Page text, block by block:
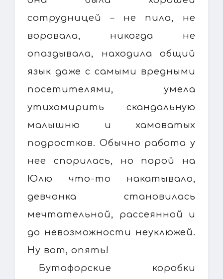
сотрудницей – не пила, не
воровала, никогда не
опаздывала, находила общий
язык даже с самыми вредными
посетителями, умела
утихомирить скандальную
малышню и хамоватых
подростков. Обычно работа у
нее спорилась, но порой на
Юлю что-то накатывало,
девчонка становилась
мечтательной, рассеянной и
до невозможности неуклюжей.
Ну вот, опять!
Бутафорские коробки